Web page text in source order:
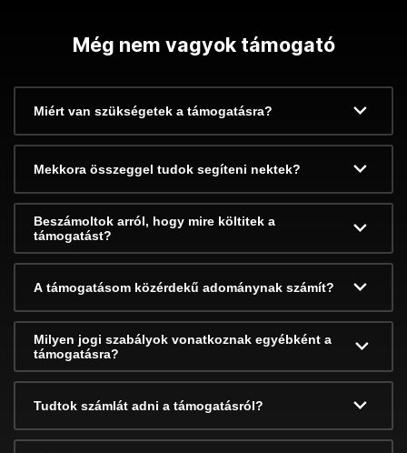
Még nem vagyok támogató
Miért van szükségetek a támogatásra?
Mekkora összeggel tudok segíteni nektek?
Beszámoltok arról, hogy mire költitek a
támogatást?
A támogatásom közérdekű adománynak számít?
Milyen jogi szabályok vonatkoznak egyébként a
támogatásra?
Tudtok számlát adni a támogatásról?